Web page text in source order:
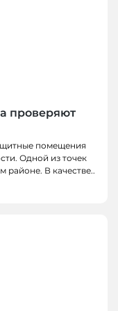
проверяют
помещения
Одной из точек
районе. В качестве..